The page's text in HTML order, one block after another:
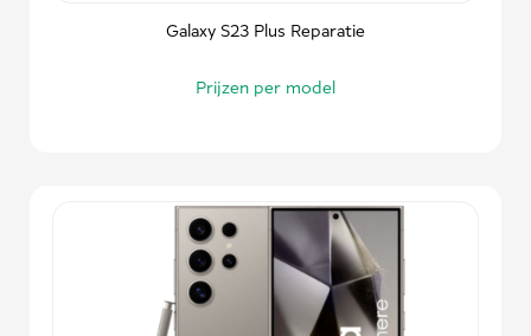
Galaxy S23 Plus Reparatie
Prijzen per model